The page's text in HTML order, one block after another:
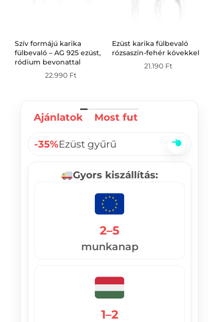
Szív formájú karika
fülbevaló – AG 925 ezüst,
ródium bevonattal
22.990 Ft
Ezüst karika fülbevaló
rózsaszín-fehér kövekkel
21.190 Ft
Ajánlatok Most fut
-35%Ezüst gyűrű
Gyors kiszállítás:
1–2
2–5
munkanap